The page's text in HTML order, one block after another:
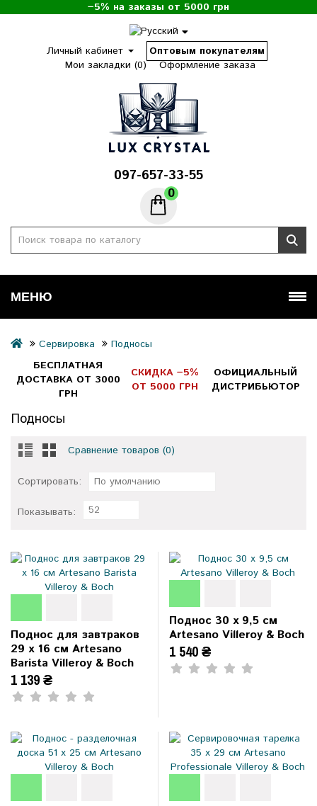
−5% на заказы от 5000 грн
Личный кабинет
Оптовым покупателям
Мои закладки (0)
Оформление заказа
097-657-33-55
0
МЕНЮ
Сервировка
Подносы
БЕСПЛАТНАЯ
ДОСТАВКА ОТ 3000
ГРН
СКИДКА −5%
ОТ 5000 ГРН
ОФИЦИАЛЬНЫЙ
ДИСТРИБЬЮТОР
Подносы
Сравнение товаров (0)
Сортировать: По умолчанию
Показывать: 52
Поднос для завтраков
29 x 16 см Artesano
Barista Villeroy & Boch
1 139 ₴
Поднос 30 x 9,5 см
Artesano Villeroy & Boch
1 540 ₴